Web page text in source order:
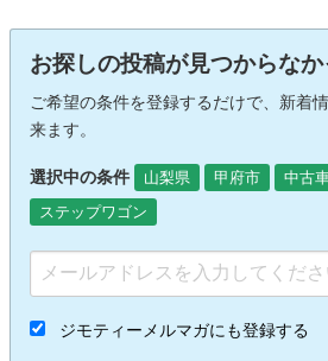
お探しの投稿が見つからな
ご希望の条件を登録するだけで、新着
来ます。
選択中の条件 山梨県 甲府市 中古
ステップワゴン
ジモティーメルマガにも登録する